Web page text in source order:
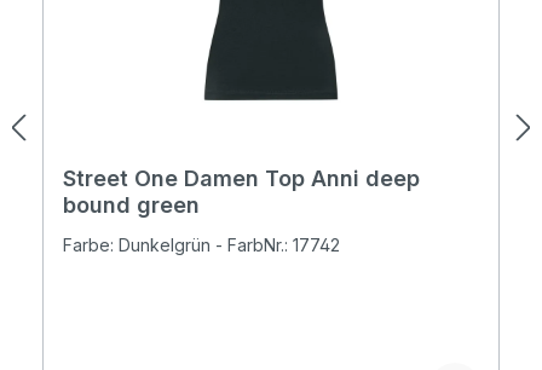
Street One Damen Top Anni deep
bound green
Farbe: Dunkelgrün - FarbNr.: 17742